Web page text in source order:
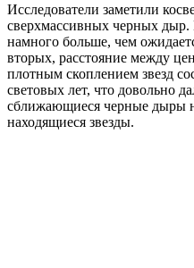
Исследователи заметили
сверхмассивных черных
намного больше, чем
вторых, расстояние между
плотным скоплением звезд
световых лет, что довольно
сближающиеся черные дыры
находящиеся звезды.